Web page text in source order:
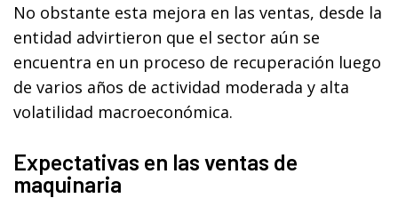
No obstante esta mejora en las ventas, desde la
entidad advirtieron que el sector aún se
encuentra en un proceso de recuperación luego
de varios años de actividad moderada y alta
volatilidad macroeconómica.
Expectativas en las ventas de
maquinaria